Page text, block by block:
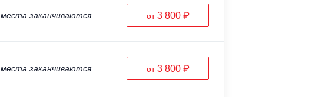
места заканчиваются от3 800 ₽
места заканчиваются от3 800 ₽